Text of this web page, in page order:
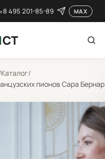
8 495 201-85-89 MAX
СТ
Каталог/
пионов Сара Бернар